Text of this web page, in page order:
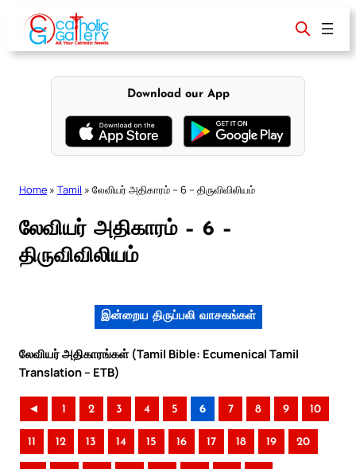
content
Download our App
Home » Tamil » லேவியர் அதிகாரம் – 6 – திருவிவிலியம்
லேவியர் அதிகாரம் – 6 –
திருவிவிலியம்
இன்றைய திருப்பலி வாசகங்கள்
லேவியர் அதிகாரங்கள் (Tamil Bible: Ecumenical Tamil
Translation – ETB)
◄ 1 2 3 4 5 6 7 8 9 10
11 12 13 14 15 16 17 18 19 20